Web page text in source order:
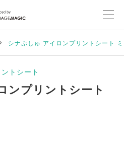
シナぷしゅ アイロンプリントシート
トシート
ンプリントシート